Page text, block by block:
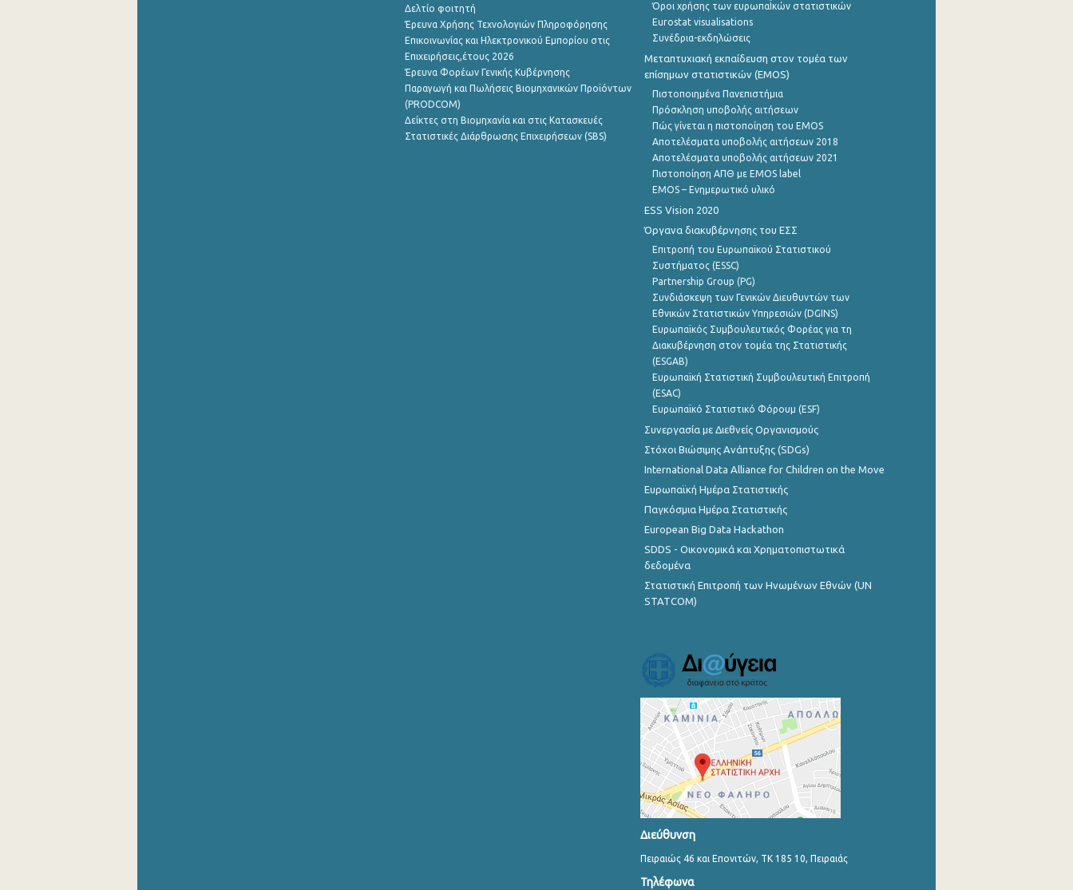
Δελτίο φοιτητή
Έρευνα Χρήσης Τεχνολογιών Πληροφόρησης
Επικοινωνίας και Ηλεκτρονικού Εμπορίου στις
Επιχειρήσεις,έτους 2026
Έρευνα Φορέων Γενικής Κυβέρνησης
Παραγωγή και Πωλήσεις Βιομηχανικών Προϊόντων
(PRODCOM)
Δείκτες στη Βιομηχανία και στις Κατασκευές
Στατιστικές Διάρθρωσης Επιχειρήσεων (SBS)
Όροι χρήσης των ευρωπαΪκών στατιστικών
Eurostat visualisations
Συνέδρια-εκδηλώσεις
Μεταπτυχιακή εκπαίδευση στον τομέα των
επίσημων στατιστικών (EMOS)
Πιστοποιημένα Πανεπιστήμια
Πρόσκληση υποβολής αιτήσεων
Πώς γίνεται η πιστοποίηση του EMOS
Αποτελέσματα υποβολής αιτήσεων 2018
Αποτελέσματα υποβολής αιτήσεων 2021
Πιστοποίηση ΑΠΘ με EMOS label
EMOS – Ενημερωτικό υλικό
ESS Vision 2020
Όργανα διακυβέρνησης του ΕΣΣ
Επιτροπή του Ευρωπαϊκού Στατιστικού
Συστήματος (ESSC)
Partnership Group (PG)
Συνδιάσκεψη των Γενικών Διευθυντών των
Εθνικών Στατιστικών Υπηρεσιών (DGINS)
Ευρωπαϊκός Συμβουλευτικός Φορέας για τη
Διακυβέρνηση στον τομέα της Στατιστικής
(ESGAB)
Ευρωπαϊκή Στατιστική Συμβουλευτική Επιτροπή
(ESAC)
Ευρωπαϊκό Στατιστικό Φόρουμ (ESF)
Συνεργασία με Διεθνείς Οργανισμούς
Στόχοι Βιώσιμης Ανάπτυξης (SDGs)
International Data Alliance for Children on the Move
Ευρωπαϊκή Ημέρα Στατιστικής
Παγκόσμια Ημέρα Στατιστικής
European Big Data Hackathon
SDDS - Οικονομικά και Χρηματοπιστωτικά
δεδομένα
Στατιστική Επιτροπή των Ηνωμένων Εθνών (UN
STATCOM)
Διεύθυνση
Πειραιώς 46 και Επονιτών, ΤΚ 185 10, Πειραιάς
Τηλέφωνα